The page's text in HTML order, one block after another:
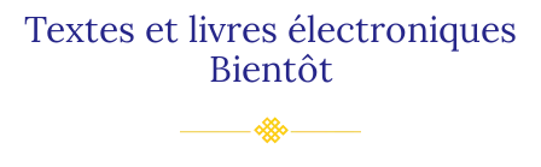
Textes et livres électroniques
Bientôt